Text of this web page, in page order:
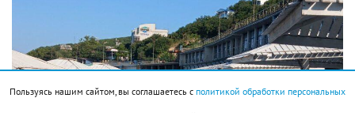
Пользуясь нашим сайтом, вы соглашаетесь с политикой обработки персональных